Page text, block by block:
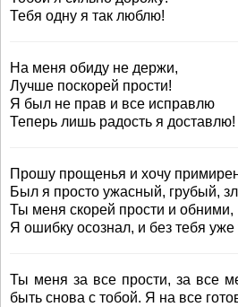
Тебя одну я так люблю!
На меня обиду не держи,
Лучше поскорей прости!
Я был не прав и все исправлю
Теперь лишь радость я доставлю!
Прошу прощенья и хочу
Был я просто ужасный, грубый,
Ты меня скорей прости и обними,
Я ошибку осознал, и без тебя уже
Ты меня за все прости, за все
быть снова с тобой. Я на все